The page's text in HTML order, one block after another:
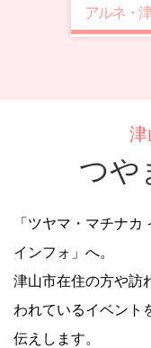
アルネ・
津
つや
「ツヤマ・マチナ
インフォ」へ。
津山市在住の方や訪
われているイベント
伝えします。